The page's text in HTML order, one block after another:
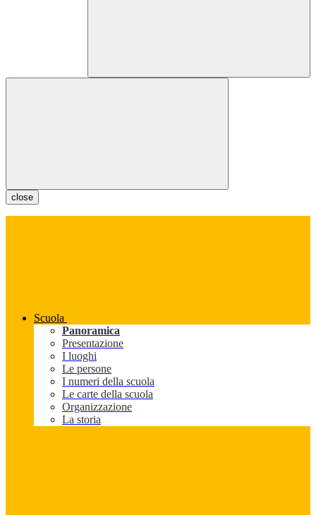
close
Scuola
Panoramica
Presentazione
I luoghi
Le persone
I numeri della scuola
Le carte della scuola
Organizzazione
La storia